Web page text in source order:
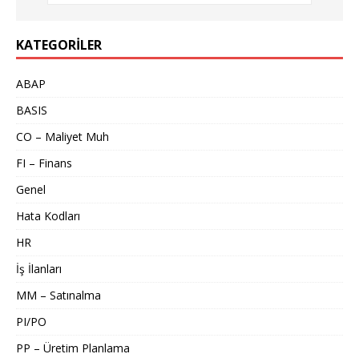
KATEGORILER
ABAP
BASIS
CO – Maliyet Muh
FI – Finans
Genel
Hata Kodları
HR
İş İlanları
MM – Satınalma
PI/PO
PP – Üretim Planlama